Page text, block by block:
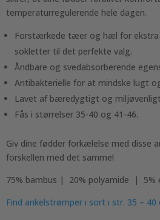
temperaturregulerende hele dagen.
Forstærkede tæer og hæl for ekstra
sokletter til det perfekte valg.
Åndbare og svedabsorberende
Antibakterielle for at mindske lugt
Lavet af bæredygtigt og
Fås i størrelser 35-40 og 41-46.
Giv dine fødder forkælelse med disse
forskellen med det samme!
75% bambus | 20% polyamide | 5%
Find ankelstrømper i sort i str. 35 – 40